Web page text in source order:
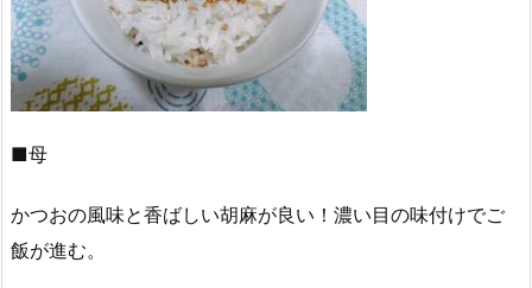
■母
かつおの風味と香ばしい胡麻が良い！濃い目の味付けでご
飯が進む。